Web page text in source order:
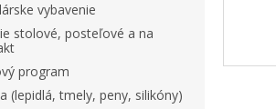
vybavenie
stolové, posteľové a na
program
(lepidlá, tmely, peny, silikóny)